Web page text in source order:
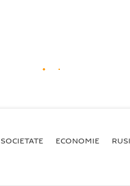
SOCIETATE ECONOMIE